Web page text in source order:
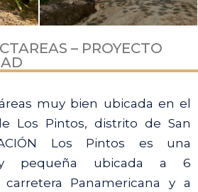
– PROYECTO
muy bien ubicada en el
Los Pintos, distrito de San
Los Pintos es una
pequeña ubicada a 6
Panamericana y a